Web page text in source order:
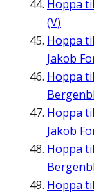
Hoppa
(V)
Hoppa
Jakob
Hoppa
Hoppa
Jakob
Hoppa
Hoppa